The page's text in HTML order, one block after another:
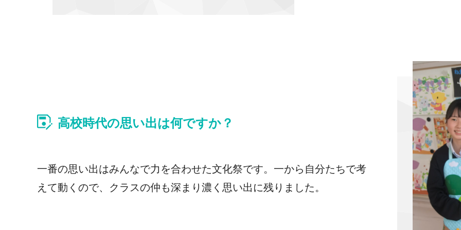
高校時代の思い出は何ですか？
一番の思い出はみんなで力を合わせた文化祭です。一から自分たちで考
えて動くので、クラスの仲も深まり濃く思い出に残りました。